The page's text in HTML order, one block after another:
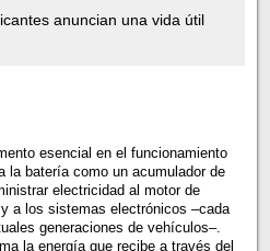
anuncian una vida útil
esencial en el funcionamiento
la batería como un acumulador de
electricidad al motor de
a los sistemas electrónicos –cada
generaciones de vehículos–.
la energía que recibe a través del